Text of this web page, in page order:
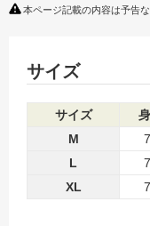
本ページ記載の内容は予告
サイズ
サイズ
M
L
XL